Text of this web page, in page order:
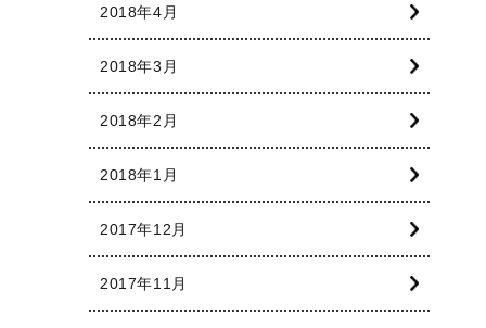
2018年4月
2018年3月
2018年2月
2018年1月
2017年12月
2017年11月